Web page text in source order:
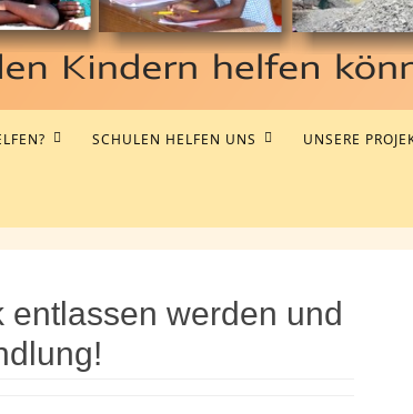
SCHULEN HELFEN UNS UNSERE
werden und